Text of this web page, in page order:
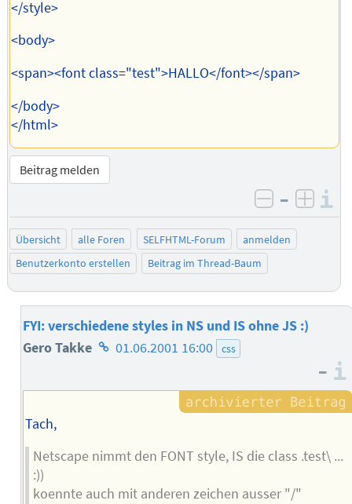
</style>
<body>
<span><font class="test">HALLO</font></span>
</body>
</html>
Beitrag melden
negativ
–
Übersicht alle Foren SELFHTML-Forum
anmelden
Benutzerkonto erstellen
Beitrag im Thread-Baum
FYI: verschiedene styles in NS und IS ohne JS :)
Gero Takke Homepage
Autors
01.06.2001 16:00 css
–
Tach,
Netscape nimmt den FONT style, IS die class .test\ ...
:))
koennte auch mit anderen zeichen ausser "/"